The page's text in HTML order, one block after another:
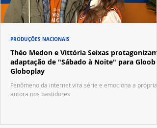
Théo Medon e Vittória Seixas protagonizam
adaptação de "Sábado à Noite" para Gloob e
Globoplay
Fenômeno da internet vira série e emociona a própria
autora nos bastidores
PRODUÇÕES NACIONAIS